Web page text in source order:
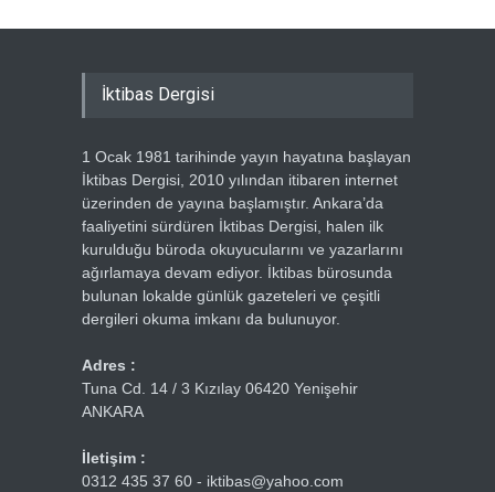
İktibas Dergisi
1 Ocak 1981 tarihinde yayın hayatına başlayan
İktibas Dergisi, 2010 yılından itibaren internet
üzerinden de yayına başlamıştır. Ankara’da
faaliyetini sürdüren İktibas Dergisi, halen ilk
kurulduğu büroda okuyucularını ve yazarlarını
ağırlamaya devam ediyor. İktibas bürosunda
bulunan lokalde günlük gazeteleri ve çeşitli
dergileri okuma imkanı da bulunuyor.
Adres :
Tuna Cd. 14 / 3 Kızılay 06420 Yenişehir
ANKARA
İletişim :
0312 435 37 60 - iktibas@yahoo.com